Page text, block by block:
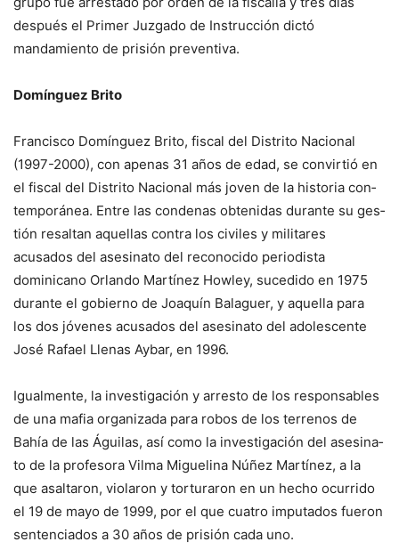
después el Primer Juzgado de Instruc­ción dictó
mandamiento de prisión preventiva.
Domínguez Brito
Francisco Domínguez Bri­to, fiscal del Distrito Nacional
(1997-2000), con apenas 31 años de edad, se convirtió en
el fiscal del Distrito Nacional más joven de la historia con­
temporánea. Entre las conde­nas obtenidas durante su ges­
tión resaltan aquellas contra los civiles y militares
acusados del asesinato del reconocido periodista
dominicano Orlan­do Martínez Howley, sucedido en 1975
durante el gobierno de Joaquín Balaguer, y aquella para
los dos jóvenes acusados del asesinato del adolescente
José Rafael Llenas Aybar, en 1996.
Igualmente, la investiga­ción y arresto de los responsa­bles
de una mafia organizada para robos de los terrenos de
Bahía de las Águilas, así como la investigación del asesina­
to de la profesora Vilma Mi­guelina Núñez Martínez, a la
que asaltaron, violaron y tor­turaron en un hecho ocurrido
el 19 de mayo de 1999, por el que cuatro imputados fueron
sentenciados a 30 años de pri­sión cada uno.